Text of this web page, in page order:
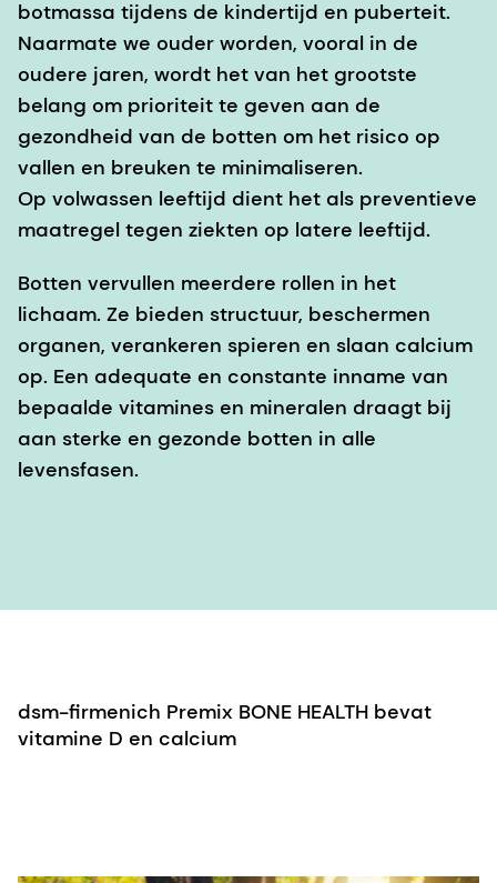
botmassa tijdens de kindertijd en puberteit.
Naarmate we ouder worden, vooral in de
oudere jaren, wordt het van het grootste
belang om prioriteit te geven aan de
gezondheid van de botten om het risico op
vallen en breuken te minimaliseren.
Op volwassen leeftijd dient het als preventieve
maatregel tegen ziekten op latere leeftijd.
Botten vervullen meerdere rollen in het
lichaam. Ze bieden structuur, beschermen
organen, verankeren spieren en slaan calcium
op. Een adequate en constante inname van
bepaalde vitamines en mineralen draagt bij
aan sterke en gezonde botten in alle
levensfasen.
dsm-firmenich Premix BONE HEALTH bevat
vitamine D en calcium